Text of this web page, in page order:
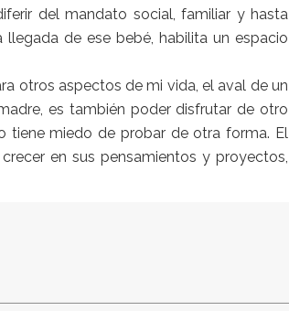
del mandato social, familiar y hasta
de ese bebé, habilita un espacio
otros aspectos de mi vida, el aval de un
es también poder disfrutar de otro
tiene miedo de probar de otra forma. El
en sus pensamientos y proyectos,